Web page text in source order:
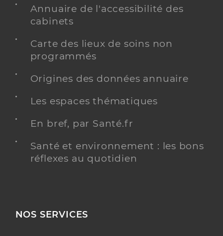
Annuaire de l'accessibilité des
cabinets
Carte des lieux de soins non
programmés
Origines des données annuaire
Les espaces thématiques
En bref, par Santé.fr
Santé et environnement : les bons
réflexes au quotidien
NOS SERVICES